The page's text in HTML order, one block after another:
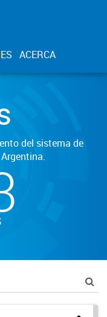
ACERCA
del sistema de